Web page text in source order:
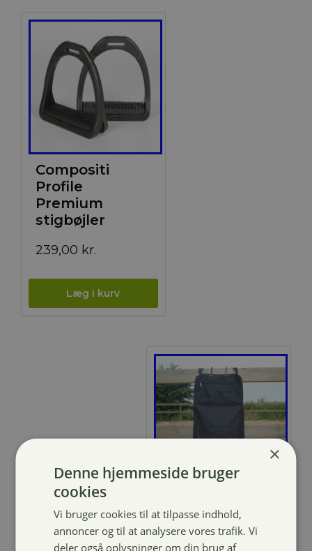
Compositi
Profile
Premium
stigbøjler
239,00 kr.
ophæng
×
Denne hjemmeside bruger
cookies
Vi bruger cookies til at tilpasse indhold,
annoncer og til at analysere vores trafik. Vi
deler også oplysninger om din brug af